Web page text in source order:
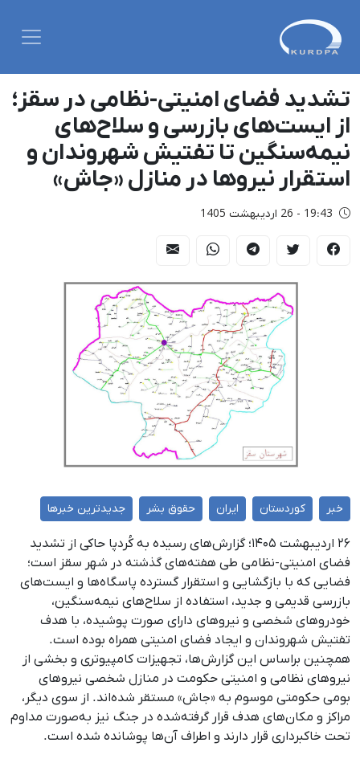
تشدید فضای امنیتی-نظامی در سقز؛
از ایست‌های بازرسی و سلاح‌های
نیمه‌سنگین تا تفتیش شهروندان و
استقرار نیروها در منازل «جاش»
19:43 - 26 اردیبهشت 1405
خبر کوردستان ایران حقوق بشر جدیدترین خبرها
۲۶ اردیبهشت ۱۴۰۵؛ گزارش‌های رسیده به کُردپا حاکی از تشدید
فضای امنیتی-نظامی طی هفته‌های گذشته در شهر سقز است؛
فضایی که با بازگشایی و استقرار گسترده پاسگاه‌ها و ایست‌های
بازرسی قدیمی و جدید، استفاده از سلاح‌های نیمه‌سنگین،
خودروهای شخصی و نیروهای دارای صورت پوشیده، با هدف
تفتیش شهروندان و ایجاد فضای امنیتی همراه بوده است.
همچنین براساس این گزارش‌ها، تجهیزات کامپیوتری و بخشی از
نیروهای نظامی و امنیتی حکومت در منازل شخصی نیروهای
بومی حکومتی موسوم به «جاش» مستقر شده‌اند. از سوی دیگر،
مراکز و مکان‌های هدف قرار گرفته‌شده در جنگ نیز به‌صورت مداوم
تحت خاکبرداری قرار دارند و اطراف آن‌ها پوشانده شده است.